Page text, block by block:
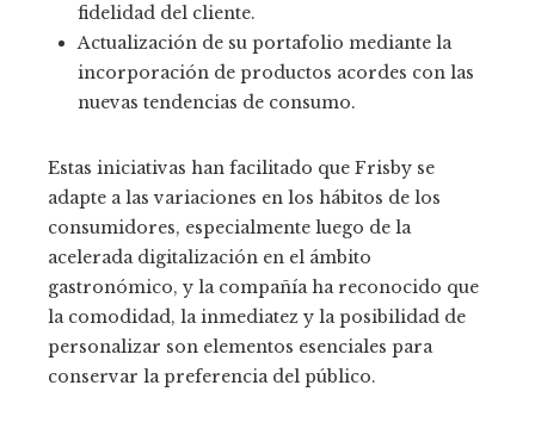
fidelidad del cliente.
Actualización de su portafolio mediante la
incorporación de productos acordes con las
nuevas tendencias de consumo.
Estas iniciativas han facilitado que Frisby se
adapte a las variaciones en los hábitos de los
consumidores, especialmente luego de la
acelerada digitalización en el ámbito
gastronómico, y la compañía ha reconocido que
la comodidad, la inmediatez y la posibilidad de
personalizar son elementos esenciales para
conservar la preferencia del público.